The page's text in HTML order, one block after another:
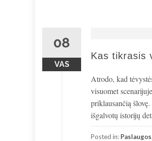
08
VAS
Kas tikrasis
Atrodo, kad
visuomet
priklausančią
išgalvotų istorijų
Posted in: Paslaugos,